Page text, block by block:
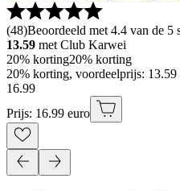
(48)Beoordeeld met 4.4 van de 5
13.59 met Club Karwei
20% korting20% korting
20% korting, voordeelprijs:
16.99
Prijs: 16.99 euro